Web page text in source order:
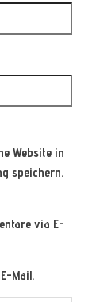
Website in
speichern.
via E-
Mail.